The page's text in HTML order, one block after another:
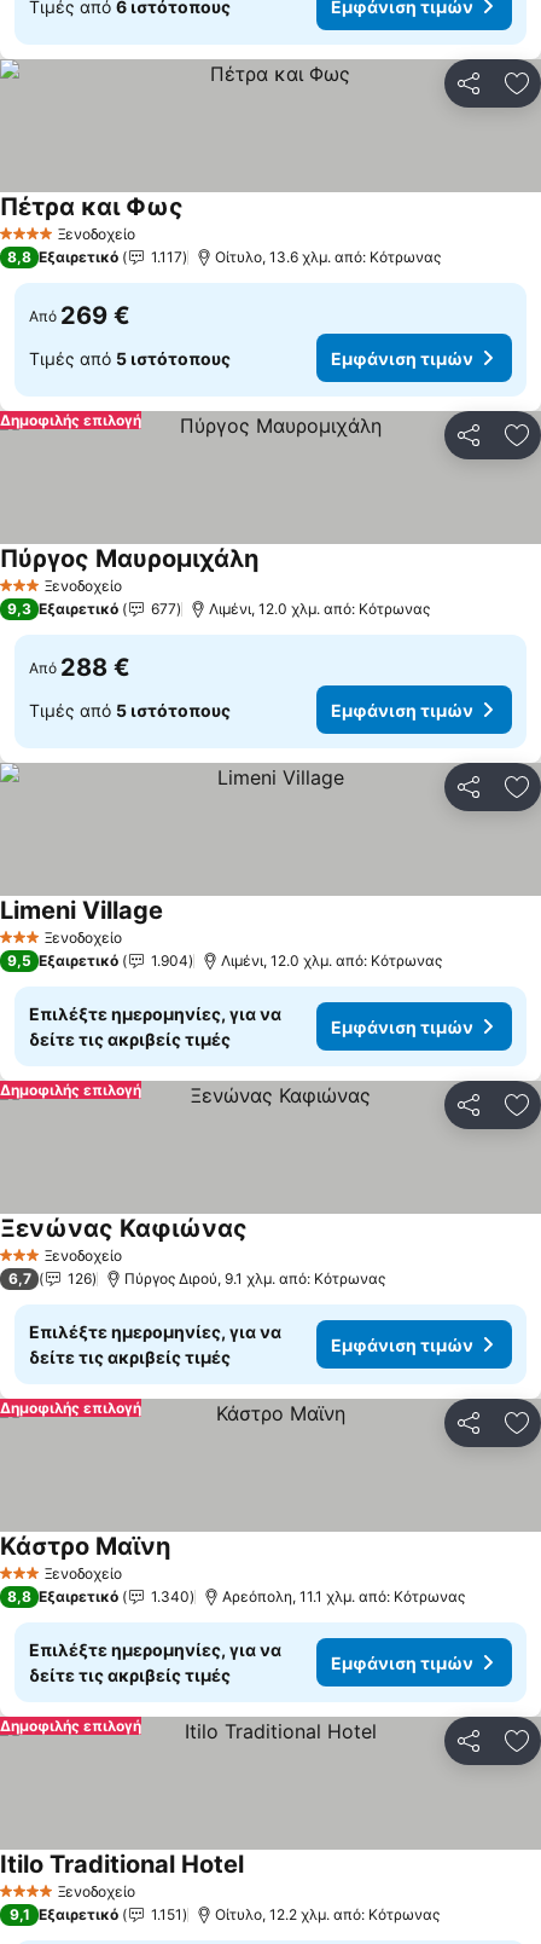
Τιμές από 6 ιστότοπους Εμφάνιση τιμών
4 ΑστέριαΞενοδοχείο
Πέτρα και Φως
8,8 Εξαιρετικό 1.117 Οίτυλο, 13.6 χλμ. από: Κότρωνας
Από 269 €
Τιμές από 5 ιστότοπους Εμφάνιση τιμών
Δημοφιλής επιλογή
3 ΑστέριαΞενοδοχείο
Πύργος Μαυρομιχάλη
9,3 Εξαιρετικό 677 Λιμένι, 12.0 χλμ. από: Κότρωνας
Από 288 €
Τιμές από 5 ιστότοπους Εμφάνιση τιμών
3 ΑστέριαΞενοδοχείο
Limeni Village
9,5 Εξαιρετικό 1.904 Λιμένι, 12.0 χλμ. από: Κότρωνας
Επιλέξτε ημερομηνίες, για να
δείτε τις ακριβείς τιμές
Εμφάνιση τιμών
Δημοφιλής επιλογή
3 ΑστέριαΞενοδοχείο
Ξενώνας Καφιώνας
6,7 126 Πύργος Διρού, 9.1 χλμ. από: Κότρωνας
Επιλέξτε ημερομηνίες, για να
δείτε τις ακριβείς τιμές
Εμφάνιση τιμών
Δημοφιλής επιλογή
3 ΑστέριαΞενοδοχείο
Κάστρο Μαϊνη
8,8 Εξαιρετικό 1.340 Αρεόπολη, 11.1 χλμ. από: Κότρωνας
Επιλέξτε ημερομηνίες, για να
δείτε τις ακριβείς τιμές
Εμφάνιση τιμών
Δημοφιλής επιλογή
4 ΑστέριαΞενοδοχείο
Itilo Traditional Hotel
9,1 Εξαιρετικό 1.151 Οίτυλο, 12.2 χλμ. από: Κότρωνας